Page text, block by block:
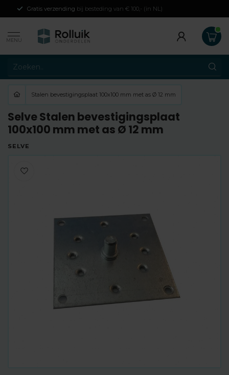
Gratis verzending bij besteding van € 100,- (in NL)
MENU
Stalen bevestigingsplaat 100x100 mm met as Ø 12 mm
Selve Stalen bevestigingsplaat
100x100 mm met as Ø 12 mm
SELVE